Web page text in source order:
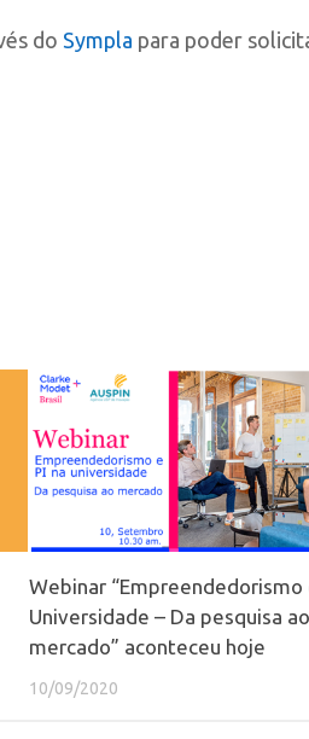
do Sympla para poder
Webinar “Empreendedorismo
Universidade – Da pesquisa ao
mercado” aconteceu hoje
10/09/2020